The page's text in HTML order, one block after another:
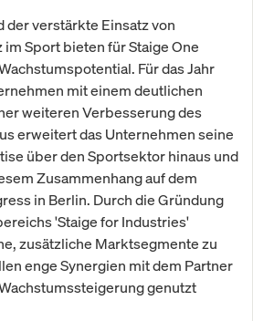
der verstärkte Einsatz von
Sport bieten für Staige One
Für das Jahr
mit einem deutlichen
weiteren Verbesserung des
erweitert das Unternehmen seine
über den Sportsektor hinaus und
Zusammenhang auf dem
in Berlin. Durch die Gründung
'Staige for Industries'
zusätzliche Marktsegmente zu
enge Synergien mit dem Partner
genutzt